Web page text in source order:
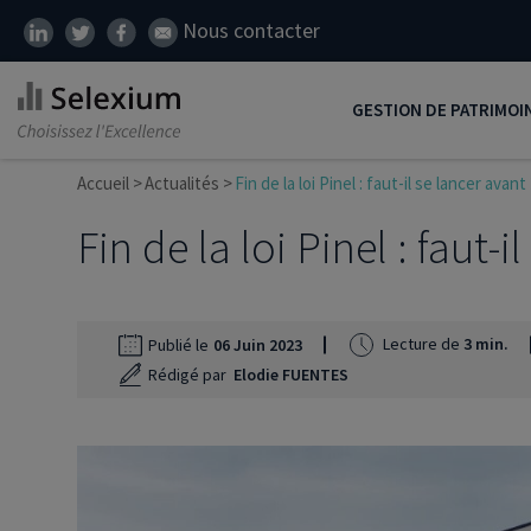
Nous contacter
GESTION DE
Développer son
Réduire ses impôts
Accueil Actualités Fin de la loi Pinel : faut-il se lancer avant
Fin de la loi Pinel : faut-
Publié le 06 Juin 2023 Lecture de 3 min.
Rédigé par Elodie FUENTES